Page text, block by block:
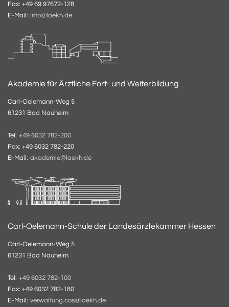
Fax: +49 69 97672-128
E-Mail: info@laekh.de
Akademie für Ärztliche Fort- und Weiterbildung
Carl-Oelemann-Weg 5
61231 Bad Nauheim
Tel: +49 6032 782-200
Fax: +49 6032 782-220
E-Mail: akademie@laekh.de
Carl-Oelemann-Schule der Landesärztekammer Hessen
Carl-Oelemann-Weg 5
61231 Bad Nauheim
Tel: +49 6032 782-100
Fax: +49 6032 782-180
E-Mail: verwaltung.cos@laekh.de